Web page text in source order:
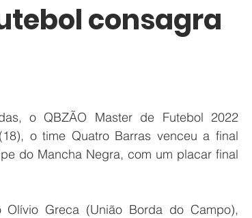
consagra
o QBZÃO Master de Futebol 2022
o time Quatro Barras venceu a final
do Mancha Negra, com um placar final
Greca (União Borda do Campo),